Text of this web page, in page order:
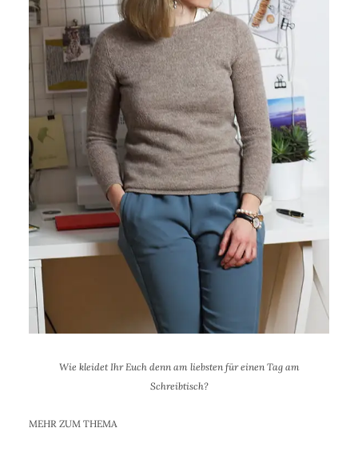
Wie kleidet Ihr Euch denn am liebsten für einen Tag am
Schreibtisch?
MEHR ZUM THEMA